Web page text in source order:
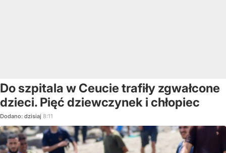
Do szpitala w Ceucie trafiły zgwałcone
dzieci. Pięć dziewczynek i chłopiec
Dodano: dzisiaj 8:11